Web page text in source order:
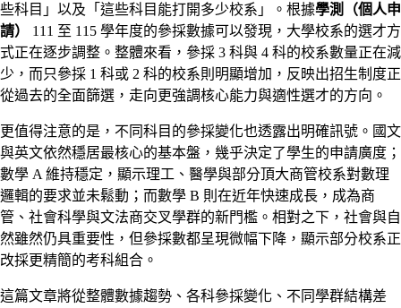
些科目」以及「這些科目能打開多少校系」。根據學測（個人申
請）
111 至 115 學年度的參採數據可以發現，大學校系的選才方
式正在逐步調整。整體來看，參採 3 科與 4 科的校系數量正在減
少，而只參採 1 科或 2 科的校系則明顯增加，反映出招生制度正
從過去的全面篩選，走向更強調核心能力與適性選才的方向。
更值得注意的是，不同科目的參採變化也透露出明確訊號。國文
與英文依然穩居最核心的基本盤，幾乎決定了學生的申請廣度；
數學 A 維持穩定，顯示理工、醫學與部分頂大商管校系對數理
邏輯的要求並未鬆動；而數學 B 則在近年快速成長，成為商
管、社會科學與文法商交叉學群的新門檻。相對之下，社會與自
然雖然仍具重要性，但參採數都呈現微幅下降，顯示部分校系正
改採更精簡的考科組合。
這篇文章將從整體數據趨勢、各科參採變化、不同學群結構差